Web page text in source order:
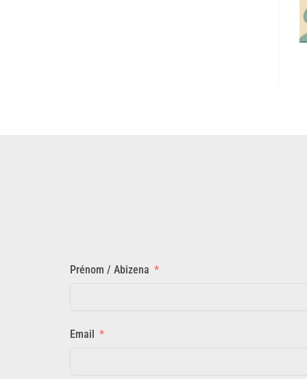
Prénom / Abizena
Email